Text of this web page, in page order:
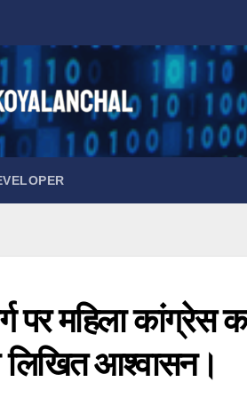
पर महिला कांग्रेस
लिखित आश्वासन।